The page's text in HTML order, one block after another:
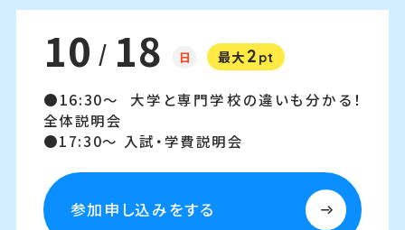
10 / 18 日 最大 2 pt
16:30～
大学と専門学校の違いも分かる！
全体説明会
17:30～ 入試・学費説明会
参加申し込みをする